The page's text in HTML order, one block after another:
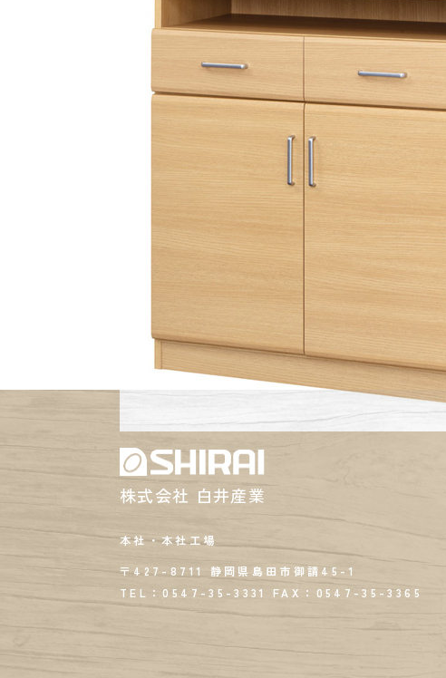
株式会社 白井産業
本社・本社工場
〒427-8711 静岡県島田市御請45-1
TEL：0547-35-3331
FAX： 0547-35-3365